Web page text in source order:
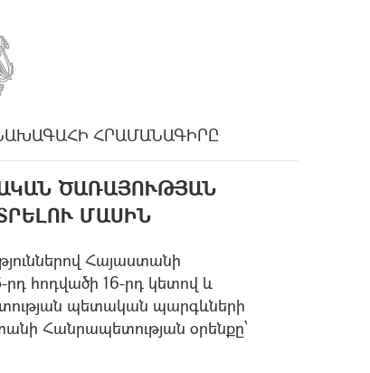
ՀՐԱՄԱՆԱԳԻՐԸ
ԾԱՌԱՅՈՒԹՅԱՆ
ՄԱՍԻՆ
Հայաստանի
հոդվածի 16-րդ կետով և
պետական պարգևների
Հանրապետության օրենքը՝